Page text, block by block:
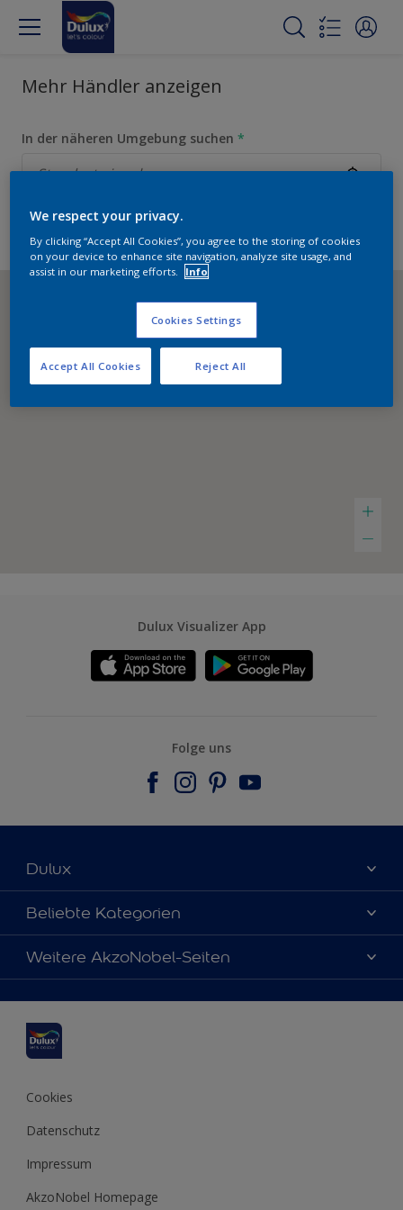
Mehr Händler anzeigen
In der näheren Umgebung suchen *
Liste anzeigen
Dulux Visualizer App
Folge uns
Dulux
Über uns
Farbgenauigkeit
Kontaktieren Sie uns
Beliebte Kategorien
Dulux Farben
Farbe des Jahres
Produkte
Inspirationen
Tipps
Weitere AkzoNobel-Seiten
Molto
Xyladecor
Cookies
Datenschutz
Impressum
AkzoNobel Homepage
We respect your privacy.
By clicking “Accept All Cookies”, you agree to the storing of cookies
on your device to enhance site navigation, analyze site usage, and
assist in our marketing efforts.
Info
Cookies Settings
Reject All
Accept All Cookies